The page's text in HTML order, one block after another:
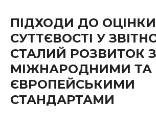
ПІДХОДИ ДО ОЦІНКИ
СУТТЄВОСТІ У
СТАЛИЙ РОЗВИТОК
МІЖНАРОДНИМИ ТА
ЄВРОПЕЙСЬКИМИ
СТАНДАРТАМИ